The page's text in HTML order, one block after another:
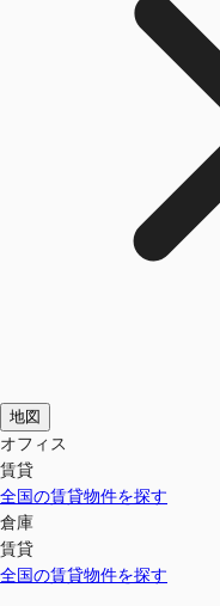
地図
オフィス
賃貸
全国の賃貸物件を探す
倉庫
賃貸
全国の賃貸物件を探す